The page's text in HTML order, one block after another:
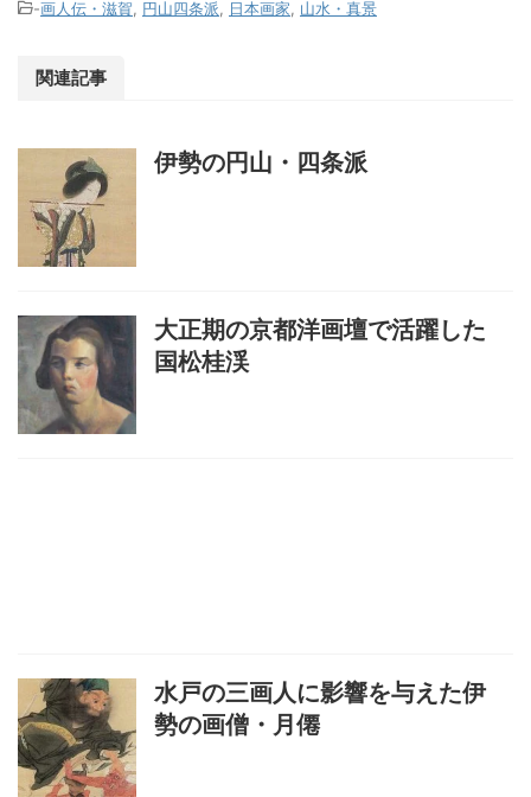
-画人伝・滋賀, 円山四条派, 日本画家, 山水・真景
関連記事
伊勢の円山・四条派
大正期の京都洋画壇で活躍した
国松桂渓
水戸の三画人に影響を与えた伊
勢の画僧・月僊